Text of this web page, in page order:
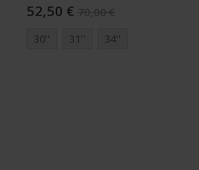
225,00 €
38.5''